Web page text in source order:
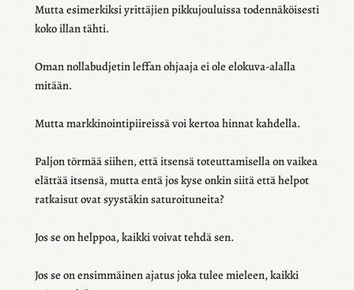
Mutta esimer­kiksi yrit­tä­jien pikku­jou­luissa toden­nä­köi­sesti
koko illan tähti.
Oman nolla­bud­je­tin leffan ohjaaja ei ole elokuva-alalla
mitään.
Mutta mark­ki­noin­ti­pii­reissä voi kertoa hinnat kahdella.
Paljon törmää siihen, että itsensä toteut­ta­mi­sella on vaikea
elät­tää itsensä, mutta entä jos kyse onkin siitä että helpot
ratkai­sut ovat syys­tä­kin satu­roi­tu­neita?
Jos se on help­poa, kaikki voivat tehdä sen.
Jos se on ensim­mäi­nen ajatus joka tulee mieleen, kaikki